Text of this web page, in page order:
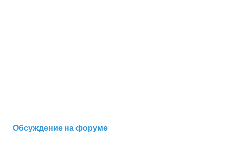
Обсуждение на форуме